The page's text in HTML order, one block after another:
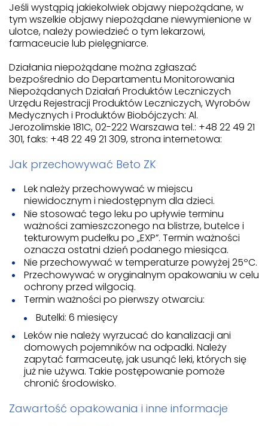
Jeśli wystąpią jakiekolwiek objawy niepożądane, w
tym wszelkie objawy niepożądane niewymienione w
ulotce, należy powiedzieć o tym lekarzowi,
farmaceucie lub pielęgniarce.
Działania niepożądane można zgłaszać
bezpośrednio do Departamentu Monitorowania
Niepożądanych Działań Produktów Leczniczych
Urzędu Rejestracji Produktów Leczniczych, Wyrobów
Medycznych i Produktów Biobójczych: Al.
Jerozolimskie 181C, 02-222 Warszawa tel.: +48 22 49 21
301, faks: +48 22 49 21 309, strona internetowa:
Jak przechowywać Beto ZK
Lek należy przechowywać w miejscu
niewidocznym i niedostępnym dla dzieci.
Nie stosować tego leku po upływie terminu
ważności zamieszczonego na blistrze, butelce i
tekturowym pudełku po „EXP”. Termin ważności
oznacza ostatni dzień podanego miesiąca.
Nie przechowywać w temperaturze powyżej 25ºC.
Przechowywać w oryginalnym opakowaniu w celu
ochrony przed wilgocią.
Termin ważności po pierwszy otwarciu:
Butelki: 6 miesięcy
Leków nie należy wyrzucać do kanalizacji ani
domowych pojemników na odpadki. Należy
zapytać farmaceutę, jak usunąć leki, których się
już nie używa. Takie postępowanie pomoże
chronić środowisko.
Zawartość opakowania i inne informacje